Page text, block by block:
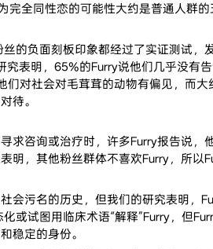
完全同性恋的可能性大约是普通人群
的负面刻板印象都经过了实证测试
究表明，65%的Furry说他们几乎没有
们对社会对毛茸茸的动物有偏见，而
待。
求咨询或治疗时，许多Furry报告说，
明，其他粉丝群体不喜欢Furry，所以
会污名的历史，但我们的研究表明，
化或试图用临床术语“解释”Furry，但
稳定的身份。